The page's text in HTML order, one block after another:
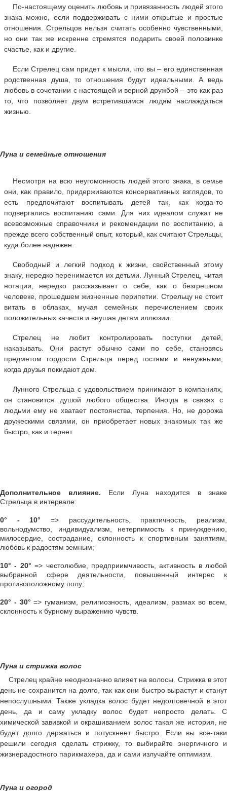
По-настоящему оценить любовь и привязанность людей этого
знака можно, если поддерживать с ними открытые и простые
отношения. Стрельцов нельзя считать особенно чувственными,
но они так же искренне стремятся подарить своей половинке
счастье, как и другие.
Если Стрелец сам придет к мысли, что вы – его единственная
родственная душа, то отношения будут идеальными. А ведь
любовь в сочетании с настоящей и верной дружбой – это как раз
то, что позволяет двум встретившимся людям наслаждаться
жизнью.
Луна и семейные отношения
Несмотря на всю неугомонность людей этого знака, в семье
они, как правило, придерживаются консервативных взглядов, то
есть предпочитают воспитывать детей так, как когда-то
подвергались воспитанию сами. Для них идеалом служат не
всевозможные справочники и рекомендации по воспитанию, а
прежде всего собственный опыт, который, как считают Стрельцы,
куда более надежен.
Свободный и легкий подход к жизни, свойственный этому
знаку, нередко перенимается их детьми. Лунный Стрелец, читая
нотации, нередко рассказывает о себе, как о безгрешном
человеке, прошедшем жизненные перипетии. Стрельцу не стоит
витать в облаках, мучая семейных перечислением своих
положительных качеств и внушая детям иллюзии.
Стрелец не любит контролировать поступки детей,
наказывать. Они растут обычно сами по себе, становясь
предметом гордости Стрельца перед гостями и ненужными,
когда друзья покидают дом.
Лунного Стрельца с удовольствием принимают в компаниях,
он становится душой любого общества. Иногда в связях с
людьми ему не хватает постоянства, терпения. Но, не дорожа
дружескими связями, он приобретает новых знакомых так же
быстро, как и теряет.
Дополнительное влияние. Если Луна находится в знаке
Стрельца в интервале:
0° - 10° => рассудительность, практичность, реализм,
вольнодумство, индивидуализм, нетерпимость к принуждению,
милосердие, сострадание, склонность к спортивным занятиям,
любовь к радостям земным;
10° - 20° => честолюбие, предприимчивость, активность в любой
выбранной сфере деятельности, повышенный интерес к
противоположному полу;
20° - 30° => гуманизм, религиозность, идеализм, размах во всем,
склонность к бурному выражению чувств.
Луна и стрижка волос
Стрелец крайне неоднозначно влияет на волосы. Стрижка в этот
день не сохранится на долго, так как они быстро вырастут и станут
непослушными. Также укладка волос будет недолговечной в этот
день, да и саму укладку волос будет непросто делать. С
химической завивкой и окрашиванием волос такая же история, не
будет долго держаться и потускнеет быстро. Если вы все-таки
решили сегодня сделать стрижку, то выбирайте энергичного и
жизнерадостного парикмахера, да и сами излучайте оптимизм.
Луна и огород